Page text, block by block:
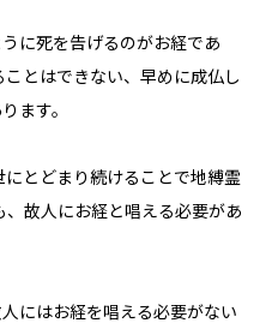
に死を告げるのがお経であ
とはできない、早めに成仏し
ます。
とどまり続けることで地縛霊
故人にお経と唱える必要があ
にはお経を唱える必要がない